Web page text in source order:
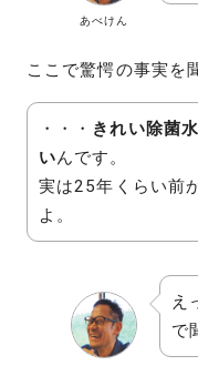
あべけん
ここで驚愕の事実を
・・・ きれい除菌
いんです。
実は25年くらい前
よ。
え
で